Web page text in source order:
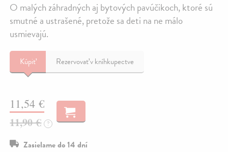
O malých záhradných aj bytových pavúčikoch, ktoré sú
smutné a ustrašené, pretože sa deti na ne málo
usmievajú.
Kúpiť Rezervovať v kníhkupectve
11,54 €
11,90 €
?
Zasielame do 14 dní